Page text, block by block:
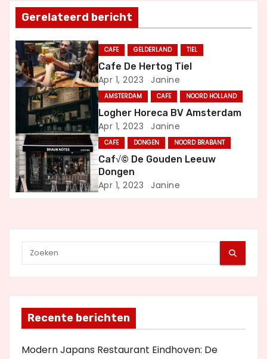
t
n
a
v
g
a
t
Gerelateerd bericht
CAFE GELDERLAND TIEL
Cafe De Hertog Tiel
Apr 1, 2023 Janine
AMSTERDAM CAFE NOORD HOLLAND
Logher Horeca BV Amsterdam
Apr 1, 2023 Janine
CAFE DONGEN NOORD BRABANT
Caf√© De Gouden Leeuw
Dongen
Apr 1, 2023 Janine
Recente berichten
Modern Japans Restaurant Eindhoven: De